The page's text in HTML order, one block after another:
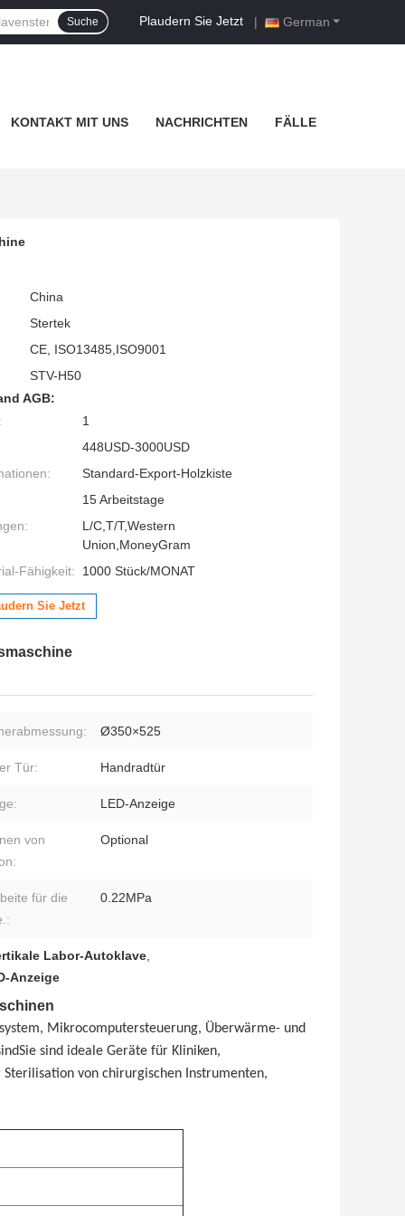
German
Plaudern Sie Jetzt |
Suche
KONTAKT MIT UNS NACHRICHTEN FÄLLE
China
Stertek
CE, ISO13485,ISO9001
STV-H50
AGB:
1
448USD-3000USD
Standard-Export-Holzkiste
15 Arbeitstage
L/C,T/T,Western
Union,MoneyGram
Fähigkeit:
1000 Stück/MONAT
Sie Jetzt
Ø350×525
Tür: Handradtür
LED-Anzeige
von
Optional
für die
0.22MPa
Labor-Autoklave,
Anzeige
Mikrocomputersteuerung, Überwärme- und
sind ideale Geräte für Kliniken,
von chirurgischen Instrumenten,